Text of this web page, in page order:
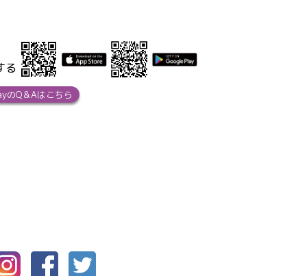
る
のQ＆Aはこちら